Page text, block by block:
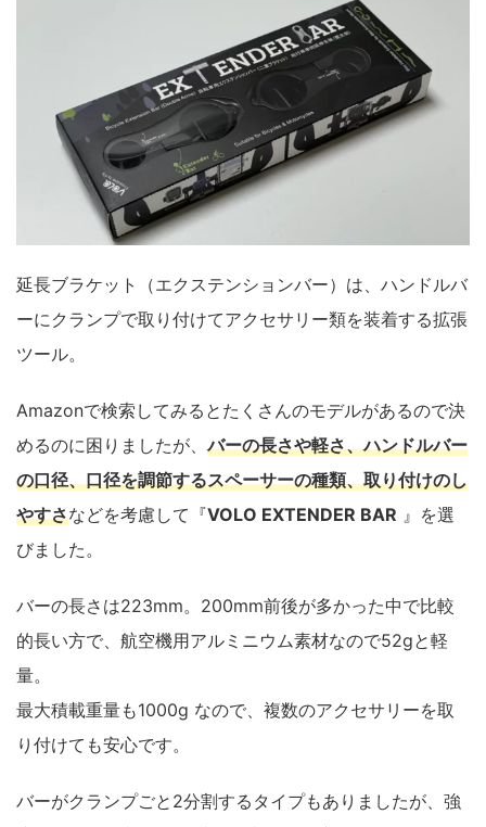
延長ブラケット（エクステンションバー）は、ハンドルバ
ーにクランプで取り付けてアクセサリー類を装着する拡張
ツール。
Amazonで検索してみるとたくさんのモデルがあるので決
めるのに困りましたが、バーの長さや軽さ、ハンドルバー
の口径、口径を調節するスペーサーの種類、取り付けのし
やすさなどを考慮して『VOLO EXTENDER BAR 』を選
びました。
バーの長さは223mm。200mm前後が多かった中で比較
的長い方で、航空機用アルミニウム素材なので52gと軽
量。
最大積載重量も1000g なので、複数のアクセサリーを取
り付けても安心です。
バーがクランプごと2分割するタイプもありましたが、強